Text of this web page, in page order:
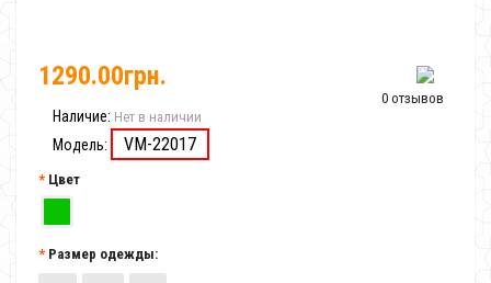
0 отзывов
1290.00грн.
Наличие: Нет в наличии
Модель: VM-22017
Цвет
Размер одежды: